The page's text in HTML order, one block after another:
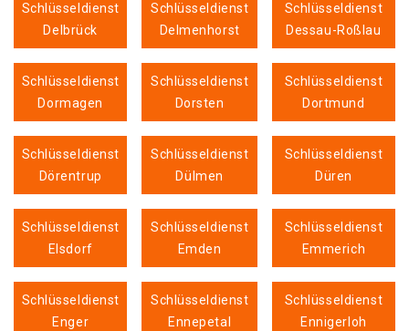
Schlüsseldienst
Delbrück
Schlüsseldienst
Delmenhorst
Schlüsseldienst
Dessau-Roßlau
Schlüsseldienst
Dormagen
Schlüsseldienst
Dorsten
Schlüsseldienst
Dortmund
Schlüsseldienst
Dörentrup
Schlüsseldienst
Dülmen
Schlüsseldienst
Düren
Schlüsseldienst
Elsdorf
Schlüsseldienst
Emden
Schlüsseldienst
Emmerich
Schlüsseldienst
Enger
Schlüsseldienst
Ennepetal
Schlüsseldienst
Ennigerloh